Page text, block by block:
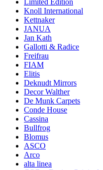
Limited Edition
Knoll International
Kettnaker
JANUA
Jan Kath
Gallotti & Radice
Freifrau
FIAM
Elitis
Deknudt Mirrors
Decor Walther
De Munk Carpets
Conde House
Cassina
Bullfrog
Blomus
ASCO
Arco
alta linea